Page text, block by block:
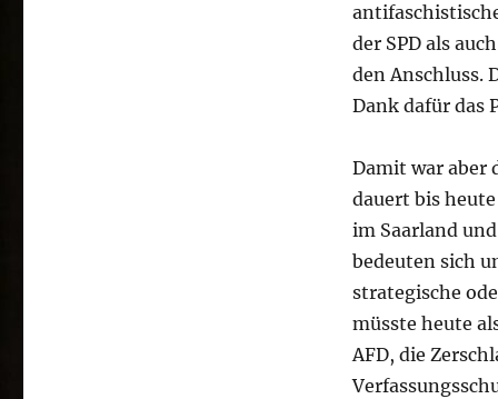
der SPDals
den Anschluss.
Dank dafür das
Damit war aber
dauert bis
im Saarland
bedeuten sich
strategische
müsste heute
AFD, die